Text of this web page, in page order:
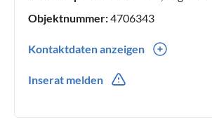
Objektnummer:4706343
Kontaktdaten anzeigen
Inserat melden